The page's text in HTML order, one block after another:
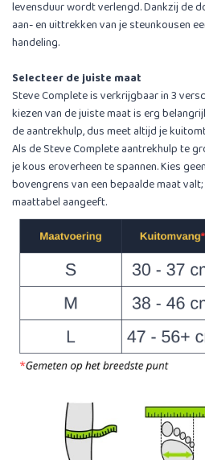
levensduur wordt verlengd. Dankzij de
aan- en uittrekken van je steunkousen
handeling.
Selecteer de juiste maat
Steve Complete is verkrijgbaar in 3
kiezen van de juiste maat is erg
de aantrekhulp, dus meet altijd je
Als de Steve Complete aantrekhulp te
je kous eroverheen te spannen. Kies
bovengrens van een bepaalde maat
maattabel aangeeft.